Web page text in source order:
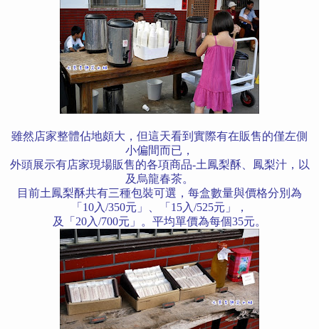
雖然店家整體佔地頗大，但這天看到實際有在販售的僅左側
小偏間而已，
外頭展示有店家現場販售的各項商品-土鳳梨酥、鳳梨汁，以
及烏龍春茶。
目前土鳳梨酥共有三種包裝可選，每盒數量與價格分別為
「10入/350元」、「15入/525元」，
及「20入/700元」。 平均單價為每個35元。